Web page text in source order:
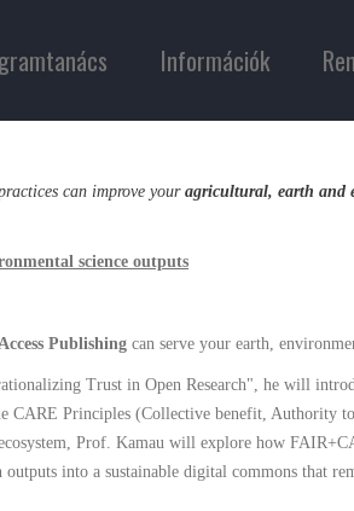
Információk
can improve your agricultural, earth and
science outputs
Publishing can serve your earth,
Trust in Open Research", he will
CARE Principles (Collective benefit, Authority
Prof. Kamau will explore how
into a sustainable digital commons that